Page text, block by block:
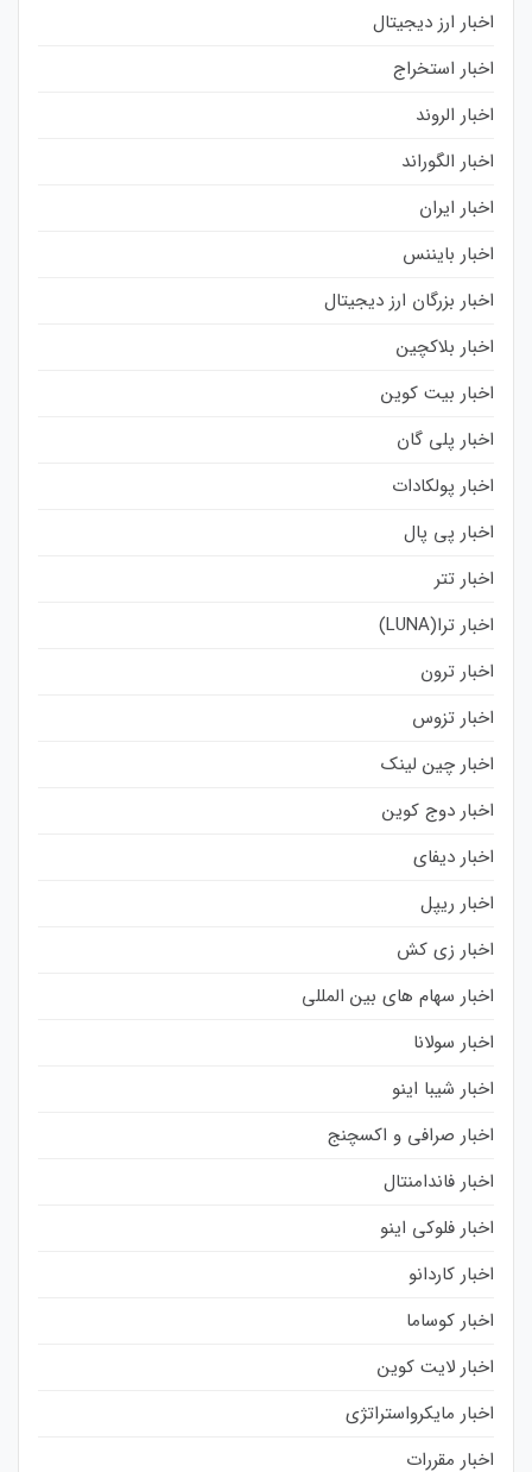
اخبار ارز دیجیتال
اخبار استخراج
اخبار الروند
اخبار الگوراند
اخبار ایران
اخبار بایننس
اخبار بزرگان ارز دیجیتال
اخبار بلاکچین
اخبار بیت کوین
اخبار پلی گان
اخبار پولکادات
اخبار پی پال
اخبار تتر
اخبار ترا(LUNA)
اخبار ترون
اخبار تزوس
اخبار چین لینک
اخبار دوج کوین
اخبار دیفای
اخبار ریپل
اخبار زی کش
اخبار سهام های بین المللی
اخبار سولانا
اخبار شیبا اینو
اخبار صرافی و اکسچنج
اخبار فاندامنتال
اخبار فلوکی اینو
اخبار کاردانو
اخبار کوساما
اخبار لایت کوین
اخبار مایکرواستراتژی
اخبار مقررات